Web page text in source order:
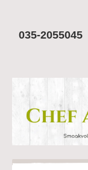
035-2055045